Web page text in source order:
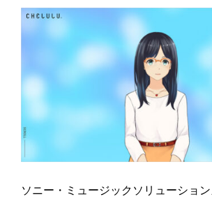
ソニー・ミュージックソリューショ